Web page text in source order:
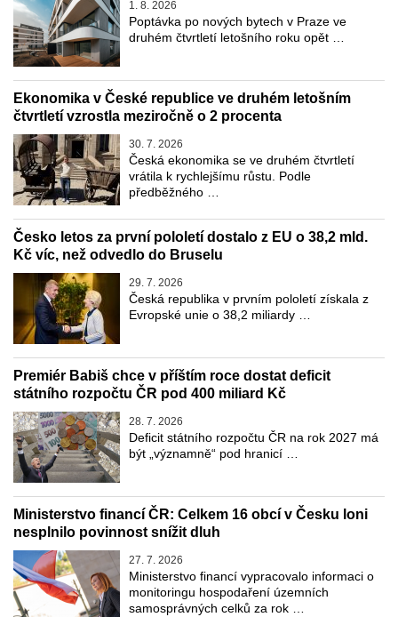
1. 8. 2026
Poptávka po nových bytech v Praze ve
druhém čtvrtletí letošního roku opět …
Ekonomika v České republice ve druhém letošním
čtvrtletí vzrostla meziročně o 2 procenta
30. 7. 2026
Česká ekonomika se ve druhém čtvrtletí
vrátila k rychlejšímu růstu. Podle
předběžného …
Česko letos za první pololetí dostalo z EU o 38,2 mld.
Kč víc, než odvedlo do Bruselu
29. 7. 2026
Česká republika v prvním pololetí získala z
Evropské unie o 38,2 miliardy …
Premiér Babiš chce v příštím roce dostat deficit
státního rozpočtu ČR pod 400 miliard Kč
28. 7. 2026
Deficit státního rozpočtu ČR na rok 2027 má
být „významně“ pod hranicí …
Ministerstvo financí ČR: Celkem 16 obcí v Česku loni
nesplnilo povinnost snížit dluh
27. 7. 2026
Ministerstvo financí vypracovalo informaci o
monitoringu hospodaření územních
samosprávných celků za rok …